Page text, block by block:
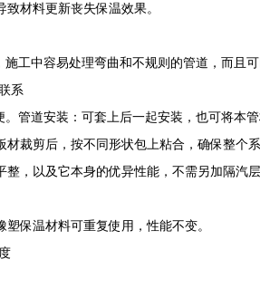
材料更新丧失保温效果。
工中容易处理弯曲和不规则的管道，而且可
系
管道安装：可套上后一起安装，也可将本管
裁剪后，按不同形状包上粘合，确保整个
，以及它本身的优异性能，不需另加隔汽
保温材料可重复使用，性能不变。